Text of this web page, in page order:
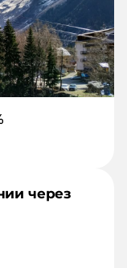
через